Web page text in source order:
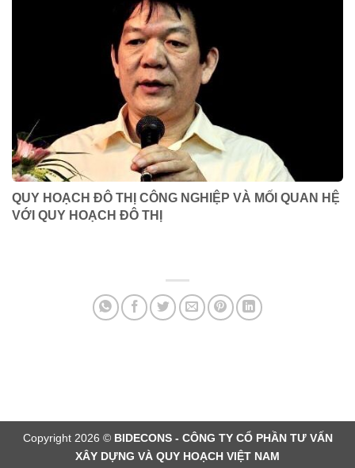
QUY HOẠCH ĐÔ THỊ CÔNG NGHIỆP VÀ MỐI QUAN HỆ
VỚI QUY HOẠCH ĐÔ THỊ
Copyright 2026 © BIDECONS - CÔNG TY CỔ PHẦN TƯ VẤN
XÂY DỰNG VÀ QUY HOẠCH VIỆT NAM